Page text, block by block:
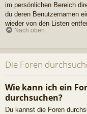
im persönlichen Bereich
du deren Benutzernamen
wieder von den Listen
Nach oben
Die Foren
Wie kann ich ein
durchsuchen?
Du kannst die Foren